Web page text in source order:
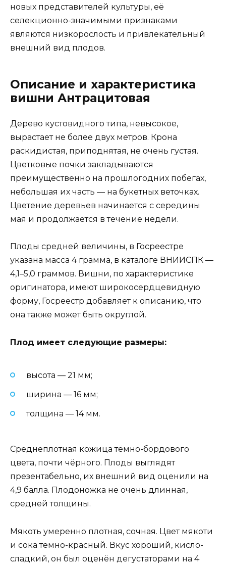
новых представителей культуры, её
селекционно-значимыми признаками
являются низкорослость и привлекательный
внешний вид плодов.
Описание и характеристика
вишни Антрацитовая
Дерево кустовидного типа, невысокое,
вырастает не более двух метров. Крона
раскидистая, приподнятая, не очень густая.
Цветковые почки закладываются
преимущественно на прошлогодних побегах,
небольшая их часть — на букетных веточках.
Цветение деревьев начинается с середины
мая и продолжается в течение недели.
Плоды средней величины, в Госреестре
указана масса 4 грамма, в каталоге ВНИИСПК —
4,1–5,0 граммов. Вишни, по характеристике
оригинатора, имеют широкосердцевидную
форму, Госреестр добавляет к описанию, что
она также может быть округлой.
Плод имеет следующие размеры:
высота — 21 мм;
ширина — 16 мм;
толщина — 14 мм.
Среднеплотная кожица тёмно-бордового
цвета, почти чёрного. Плоды выглядят
презентабельно, их внешний вид оценили на
4,9 балла. Плодоножка не очень длинная,
средней толщины.
Мякоть умеренно плотная, сочная. Цвет мякоти
и сока тёмно-красный. Вкус хороший, кисло-
сладкий, он был оценён дегустаторами на 4